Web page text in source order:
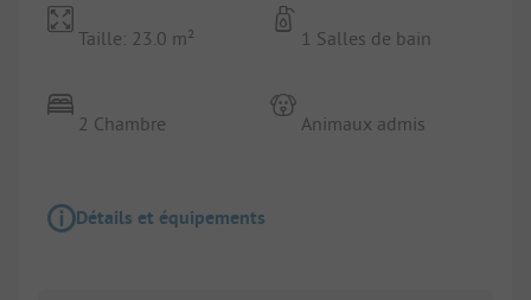
Taille: 23.0 m²
2 Chambre
1 Salles de bain
Animaux admis
Détails et équipements